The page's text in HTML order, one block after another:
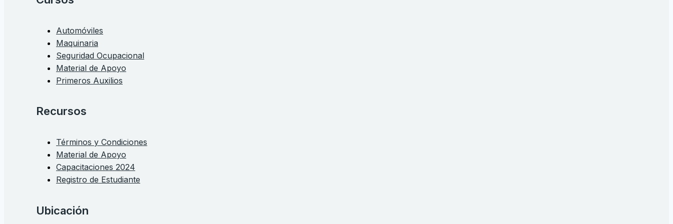
Automóviles
Maquinaria
Seguridad Ocupacional
Material de Apoyo
Primeros Auxilios
Recursos
Términos y Condiciones
Material de Apoyo
Capacitaciones 2024
Registro de Estudiante
Ubicación